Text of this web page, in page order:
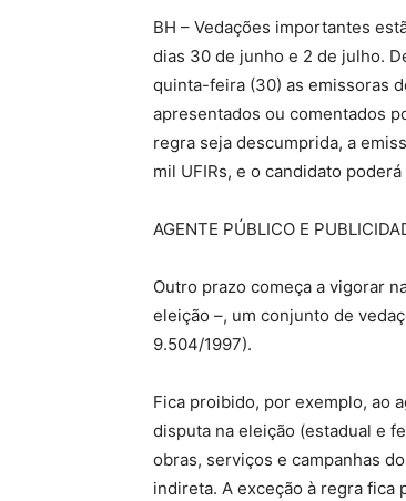
BH – Vedações importantes
dias 30 de junho e 2 de julho.
quinta-feira (30) as emissoras
apresentados ou comentados
regra seja descumprida, a
mil UFIRs, e o candidato
AGENTE PÚBLICO E
Outro prazo começa a vigorar
eleição –, um conjunto de
9.504/1997).
Fica proibido, por exemplo, ao
disputa na eleição (estadual e
obras, serviços e campanhas
indireta. A exceção à regra fica